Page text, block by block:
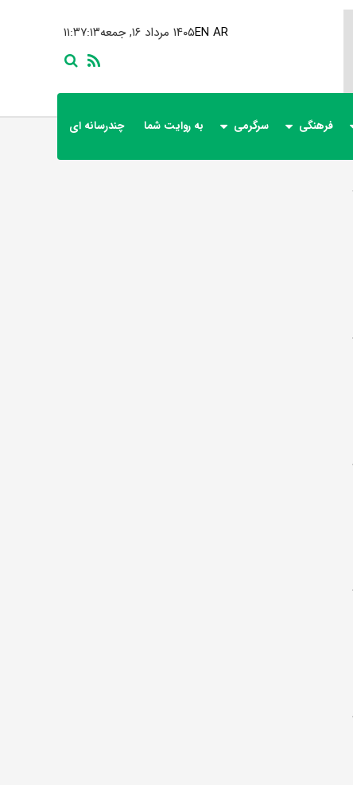
۱۱:۳۷:۱۳ ۱۴۰۵ مرداد ۱۶, جمعهEN AR
فرهنگی سرگرمی به روایت شما چندرسانه ای